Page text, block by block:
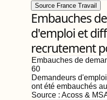
Source France Travail
Embauches
d'emploi et
recrutement
Embauches de
60
Demandeurs
ont été embauchés
Source : Acoss &